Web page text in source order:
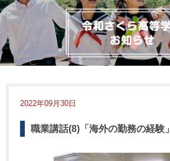
2022年09月30日
職業講話(8)「海外の勤務の経験」